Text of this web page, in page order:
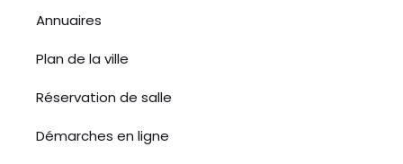
Annuaires
Plan de la ville
Réservation de salle
Démarches en ligne